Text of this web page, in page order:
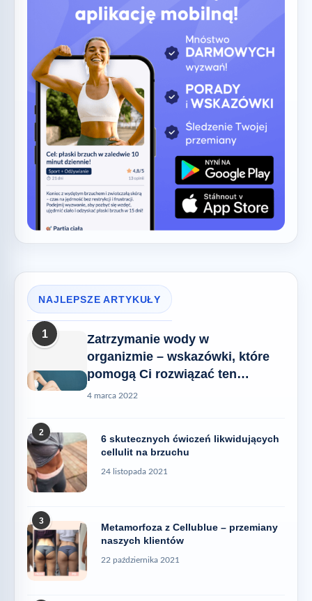
NAJLEPSZE ARTYKUŁY
1
Zatrzymanie wody w
organizmie – wskazówki, które
pomogą Ci rozwiązać ten
problem
4 marca 2022
2
6 skutecznych ćwiczeń likwidujących
cellulit na brzuchu
24 listopada 2021
3
Metamorfoza z Cellublue – przemiany
naszych klientów
22 października 2021